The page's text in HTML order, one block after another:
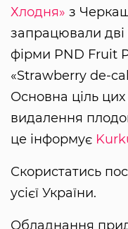
Хлодня» з
запрацювали дві
фірми PND Fruit
«Strawberry de-
Основна ціль
видалення
це інформує
Скористатись
усієї України.
Обладнання